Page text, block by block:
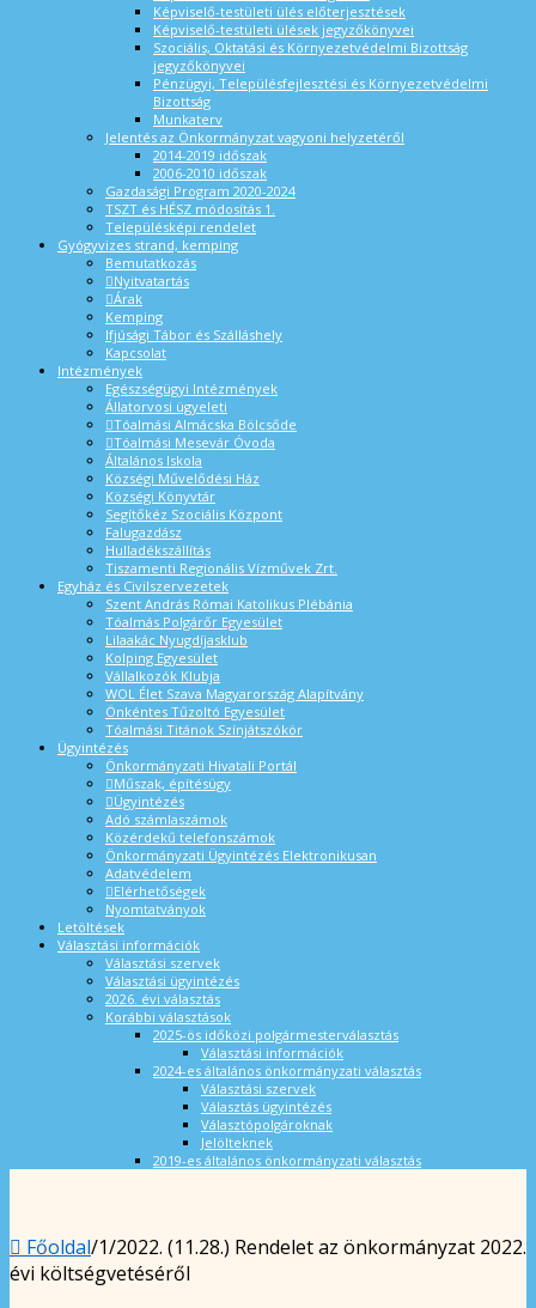
Képviselő-testületi ülés előterjesztések
Képviselő-testületi ülések jegyzőkönyvei
Szociális, Oktatási és Környezetvédelmi Bizottság
jegyzőkönyvei
Pénzügyi, Településfejlesztési és Környezetvédelmi
Bizottság
Munkaterv
Jelentés az Önkormányzat vagyoni helyzetéről
2014-2019 időszak
2006-2010 időszak
Gazdasági Program 2020-2024
TSZT és HÉSZ módosítás 1.
Településképi rendelet
Gyógyvizes strand, kemping
Bemutatkozás
Nyitvatartás
Árak
Kemping
Ifjúsági Tábor és Szálláshely
Kapcsolat
Intézmények
Egészségügyi Intézmények
Állatorvosi ügyeleti
Tóalmási Almácska Bölcsőde
Tóalmási Mesevár Óvoda
Általános Iskola
Községi Művelődési Ház
Községi Könyvtár
Segítőkéz Szociális Központ
Falugazdász
Hulladékszállítás
Tiszamenti Regionális Vízművek Zrt.
Egyház és Civilszervezetek
Szent András Római Katolikus Plébánia
Tóalmás Polgárőr Egyesület
Lilaakác Nyugdíjasklub
Kolping Egyesület
Vállalkozók Klubja
WOL Élet Szava Magyarország Alapítvány
Önkéntes Tűzoltó Egyesület
Tóalmási Titánok Színjátszókör
Ügyintézés
Önkormányzati Hivatali Portál
Műszak, építésügy
Ügyintézés
Adó számlaszámok
Közérdekű telefonszámok
Önkormányzati Ügyintézés Elektronikusan
Adatvédelem
Elérhetőségek
Nyomtatványok
Letöltések
Választási információk
Választási szervek
Választási ügyintézés
2026. évi választás
Korábbi választások
2025-ös időközi polgármesterválasztás
Választási információk
2024-es általános önkormányzati választás
Választási szervek
Választás ügyintézés
Választópolgároknak
Jelölteknek
2019-es általános önkormányzati választás
Főoldal/1/2022. (11.28.) Rendelet az önkormányzat 2022.
évi költségvetéséről